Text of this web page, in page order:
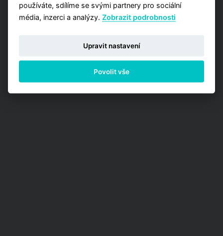
PŘEJÍT NA ANALÝZY
používáte, sdílíme se svými partnery pro sociální
média, inzerci a analýzy.Zobrazit podrobnosti
Upravit nastavení
Povolit vše